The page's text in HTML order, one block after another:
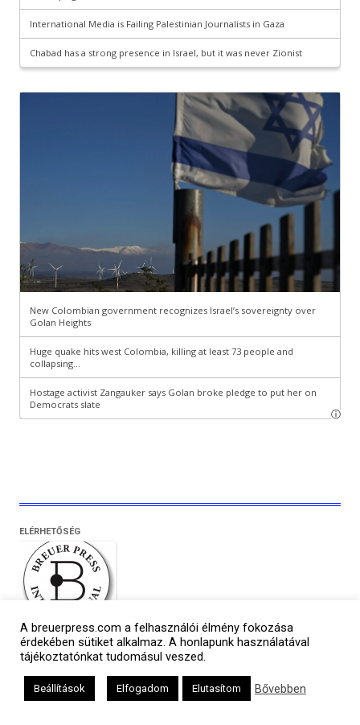
ELÉRHETŐSÉG
Breuerpress International
E-mail:breuerpress@breuerpress.com
Telefon: +36 30 999 4863
Cím: 1136 Budapest,
Pannónia utca 21. MF.3.
A breuerpress.com a felhasználói élmény fokozása
érdekében sütiket alkalmaz. A honlapunk használatával
tájékoztatónkat tudomásul veszed.
Beállítások Elfogadom Elutasítom Bővebben